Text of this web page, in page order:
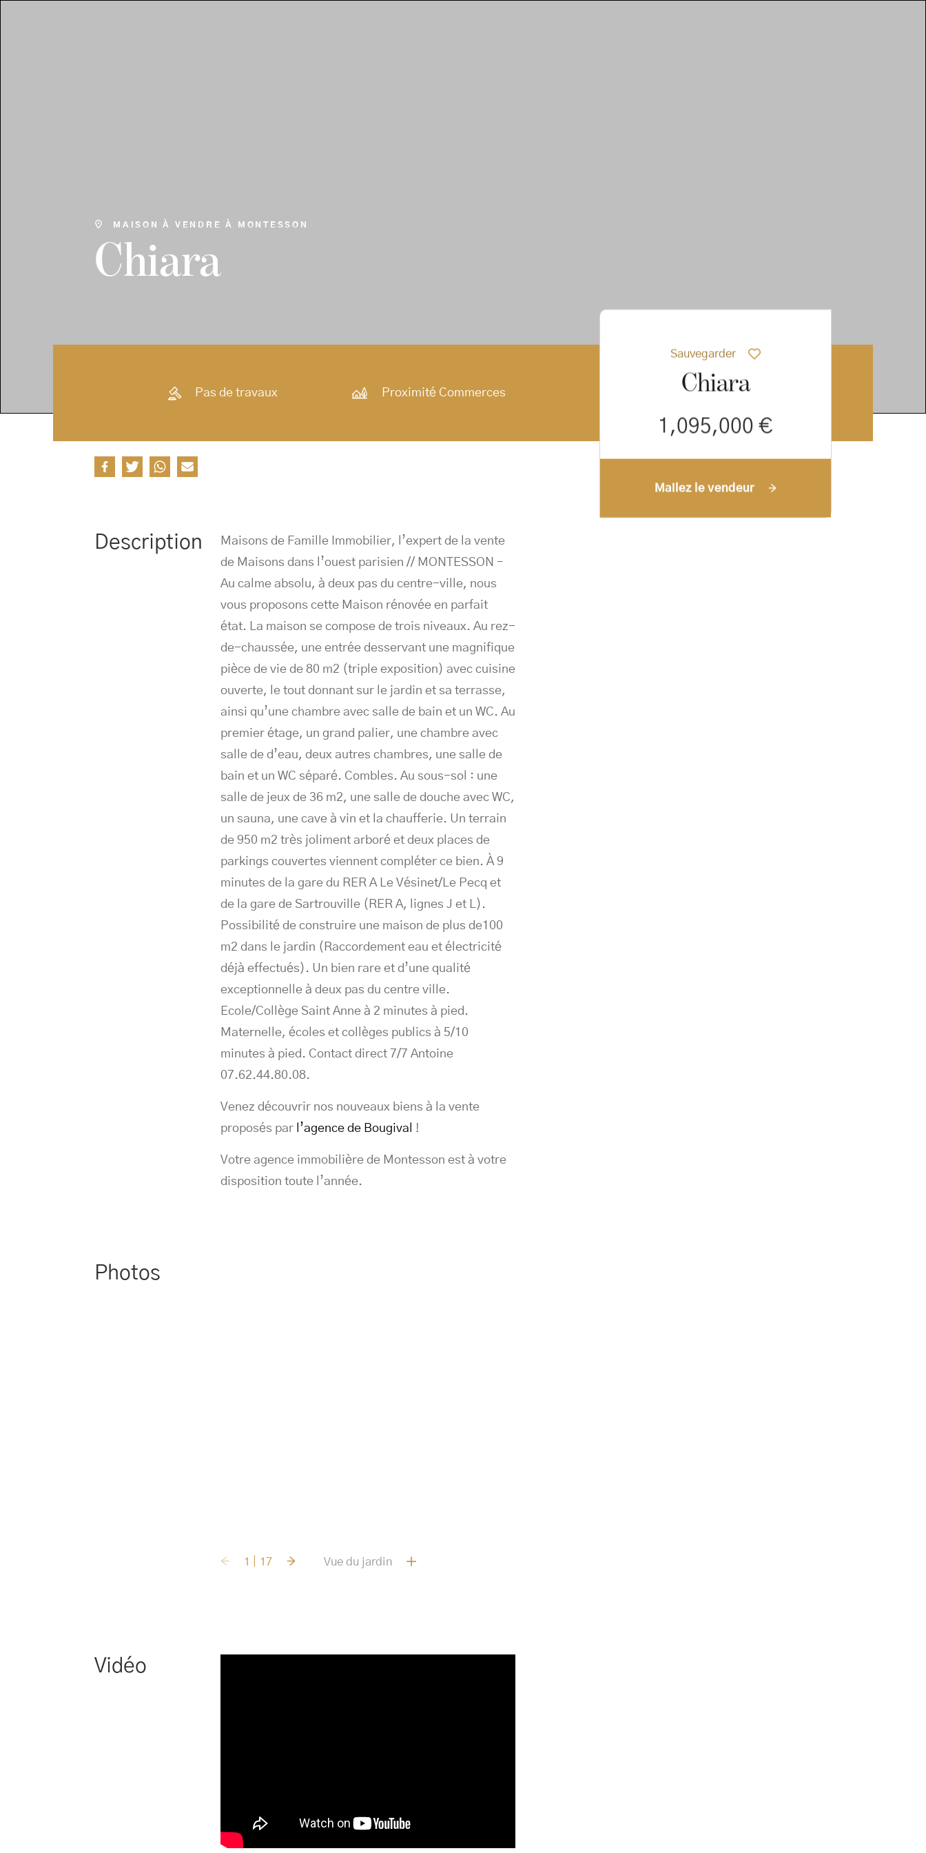
MAISON À VENDRE À MONTESSON
Chiara
Pas de travaux Proximité Commerces
Sauvegarder
Chiara
1,095,000 €
Mailez le vendeur
Description
Maisons de Famille Immobilier, l’expert de la vente
de Maisons dans l’ouest parisien // MONTESSON –
Au calme absolu, à deux pas du centre-ville, nous
vous proposons cette Maison rénovée en parfait
état. La maison se compose de trois niveaux. Au rez-
de-chaussée, une entrée desservant une magnifique
pièce de vie de 80 m2 (triple exposition) avec cuisine
ouverte, le tout donnant sur le jardin et sa terrasse,
ainsi qu’une chambre avec salle de bain et un WC. Au
premier étage, un grand palier, une chambre avec
salle de d’eau, deux autres chambres, une salle de
bain et un WC séparé. Combles. Au sous-sol : une
salle de jeux de 36 m2, une salle de douche avec WC,
un sauna, une cave à vin et la chaufferie. Un terrain
de 950 m2 très joliment arboré et deux places de
parkings couvertes viennent compléter ce bien. À 9
minutes de la gare du RER A Le Vésinet/Le Pecq et
de la gare de Sartrouville (RER A, lignes J et L).
Possibilité de construire une maison de plus de100
m2 dans le jardin (Raccordement eau et électricité
déjà effectués). Un bien rare et d’une qualité
exceptionnelle à deux pas du centre ville.
Ecole/Collège Saint Anne à 2 minutes à pied.
Maternelle, écoles et collèges publics à 5/10
minutes à pied. Contact direct 7/7 Antoine
07.62.44.80.08.
Venez découvrir nos nouveaux biens à la vente
proposés par
l’agence de Bougival !
Votre agence immobilière de Montesson est à votre
disposition toute l’année.
Photos
1 17 Vue du jardin
Vidéo